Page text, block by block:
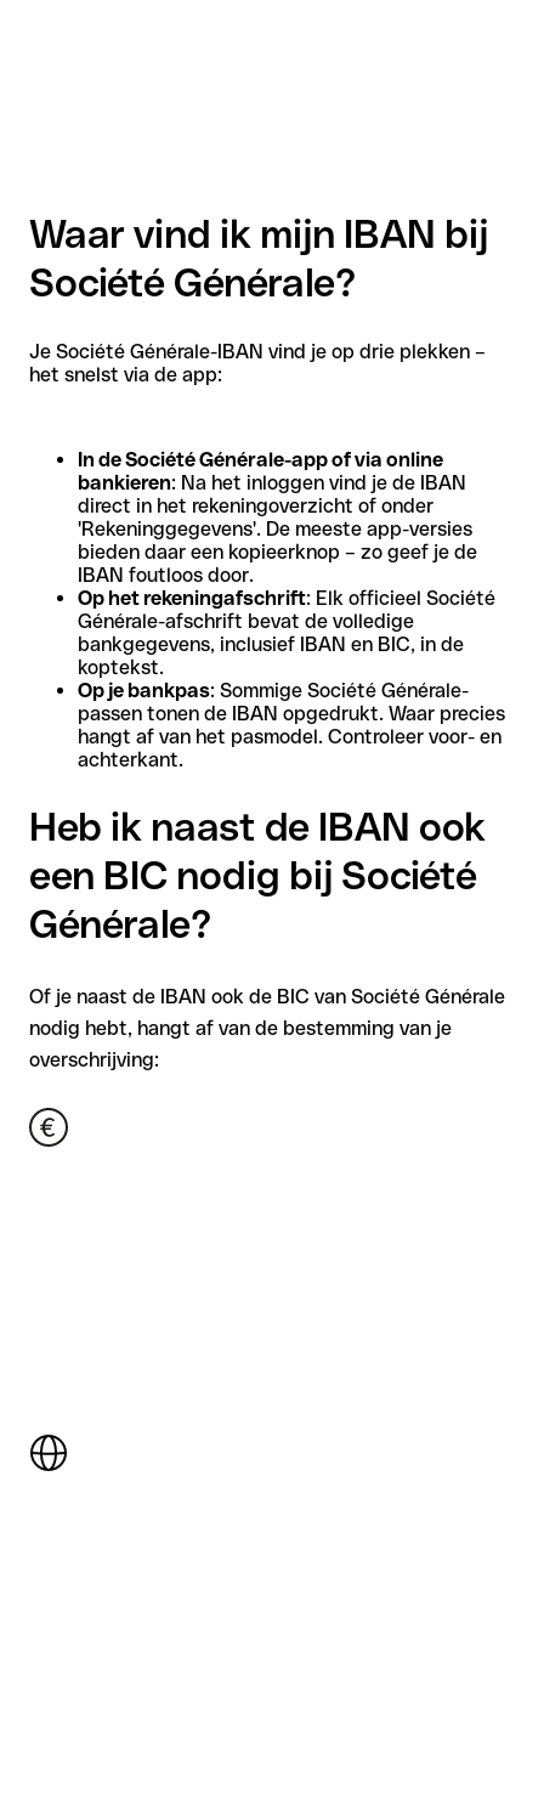
Waar vind ik mijn IBAN bij
Société Générale?
Je Société Générale-IBAN vind je op drie plekken –
het snelst via de app:
In de Société Générale-app of via online
bankieren: Na het inloggen vind je de IBAN
direct in het rekeningoverzicht of onder
'Rekeninggegevens'. De meeste app-versies
bieden daar een kopieerknop – zo geef je de
IBAN foutloos door.
Op het rekeningafschrift: Elk officieel Société
Générale-afschrift bevat de volledige
bankgegevens, inclusief IBAN en BIC, in de
koptekst.
Op je bankpas: Sommige Société Générale-
passen tonen de IBAN opgedrukt. Waar precies
hangt af van het pasmodel. Controleer voor- en
achterkant.
Heb ik naast de IBAN ook
een BIC nodig bij Société
Générale?
Of je naast de IBAN ook de BIC van Société Générale
nodig hebt, hangt af van de bestemming van je
overschrijving: